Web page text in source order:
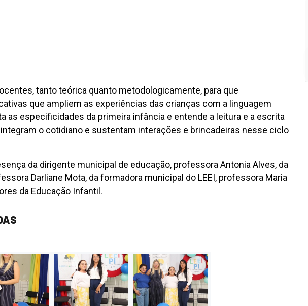
tanto teórica quanto metodologicamente, para que
que ampliem as experiências das crianças com a linguagem
as especificidades da primeira infância e entende a leitura e a escrita
o cotidiano e sustentam interações e brincadeiras nesse ciclo
da dirigente municipal de educação, professora Antonia Alves, da
Darliane Mota, da formadora municipal do LEEI, professora Maria
da Educação Infantil.